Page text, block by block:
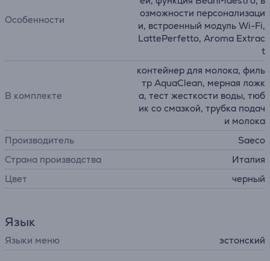
Особенности
озможности персонализаци
и, встроенный модуль Wi-Fi,
LattePerfetto, Aroma Extrac
t
В комплекте
контейнер для молока, филь
тр AquaClean, мерная ложк
а, тест жесткости воды, тюб
ик со смазкой, трубка подач
и молока
Производитель
Saeco
Страна производства
Италия
Цвет
черный
Язык
Языки меню эстонский